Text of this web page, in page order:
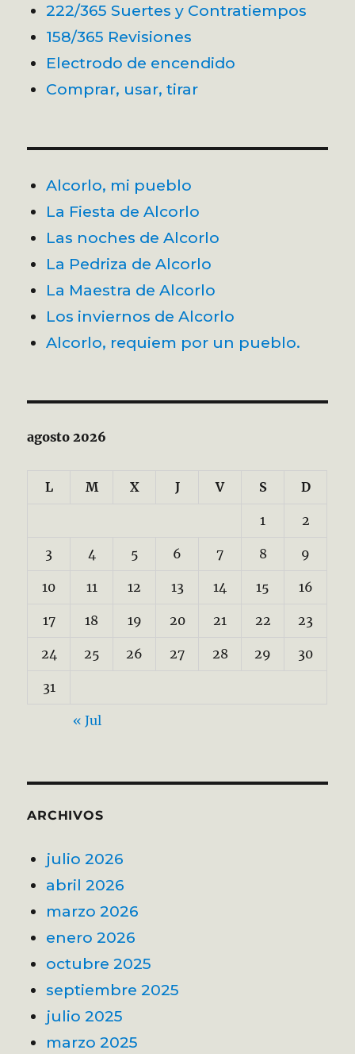
222/365 Suertes y Contratiempos
158/365 Revisiones
Electrodo de encendido
Comprar, usar, tirar
Alcorlo, mi pueblo
La Fiesta de Alcorlo
Las noches de Alcorlo
La Pedriza de Alcorlo
La Maestra de Alcorlo
Los inviernos de Alcorlo
Alcorlo, requiem por un pueblo.
agosto 2026
L M X J V S D
1 2
3 4 5 6 7 8 9
10 11 12 13 14 15 16
17 18 19 20 21 22 23
24 25 26 27 28 29 30
31
« Jul
ARCHIVOS
julio 2026
abril 2026
marzo 2026
enero 2026
octubre 2025
septiembre 2025
julio 2025
marzo 2025